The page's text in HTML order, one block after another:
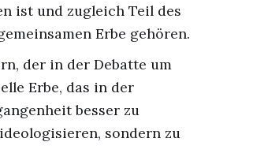
ist und zugleich Teil des
Erbe gehören.
der in der Debatte um
Erbe, das in der
besser zu
sondern zu